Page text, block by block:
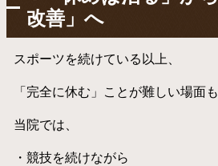
改善」へ
スポーツを続けている以上、
「完全に休む」ことが難しい場面
当院では、
・競技を続けながら